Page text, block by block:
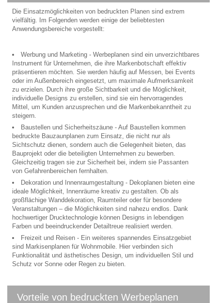
Die Einsatzmöglichkeiten von bedruckten Planen sind extrem
vielfältig. Im Folgenden werden einige der beliebtesten
Anwendungsbereiche vorgestellt:
Werbung und Marketing - Werbeplanen sind ein unverzichtbares
Instrument für Unternehmen, die ihre Markenbotschaft effektiv
präsentieren möchten. Sie werden häufig auf Messen, bei Events
oder im Außenbereich eingesetzt, um maximale Aufmerksamkeit
zu erzielen. Durch ihre große Sichtbarkeit und die Möglichkeit,
individuelle Designs zu erstellen, sind sie ein hervorragendes
Mittel, um Kunden anzusprechen und die Markenbekanntheit zu
steigern.
Baustellen und Sicherheitszäune - Auf Baustellen kommen
bedruckte Bauzaunplanen zum Einsatz, die nicht nur als
Sichtschutz dienen, sondern auch die Gelegenheit bieten, das
Bauprojekt oder die beteiligten Unternehmen zu bewerben.
Gleichzeitig tragen sie zur Sicherheit bei, indem sie Passanten
von Gefahrenbereichen fernhalten.
Dekoration und Innenraumgestaltung - Dekoplanen bieten eine
ideale Möglichkeit, Innenräume kreativ zu gestalten. Ob als
großflächige Wanddekoration, Raumteiler oder für besondere
Veranstaltungen – die Möglichkeiten sind nahezu endlos. Dank
hochwertiger Drucktechnologie können Designs in lebendigen
Farben und beeindruckender Detailtreue realisiert werden.
Freizeit und Reisen - Ein weiteres spannendes Einsatzgebiet
sind Markisenplanen für Wohnmobile. Hier verbinden sich
Funktionalität und ästhetisches Design, um individuellen Stil und
Schutz vor Sonne oder Regen zu bieten.
Vorteile von bedruckten Werbeplanen